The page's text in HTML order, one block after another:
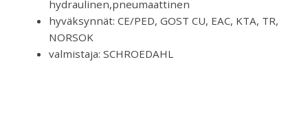
hydraulinen,pneumaattinen
hyväksynnät: CE/PED, GOST CU, EAC, KTA, TR,
NORSOK
valmistaja: SCHROEDAHL